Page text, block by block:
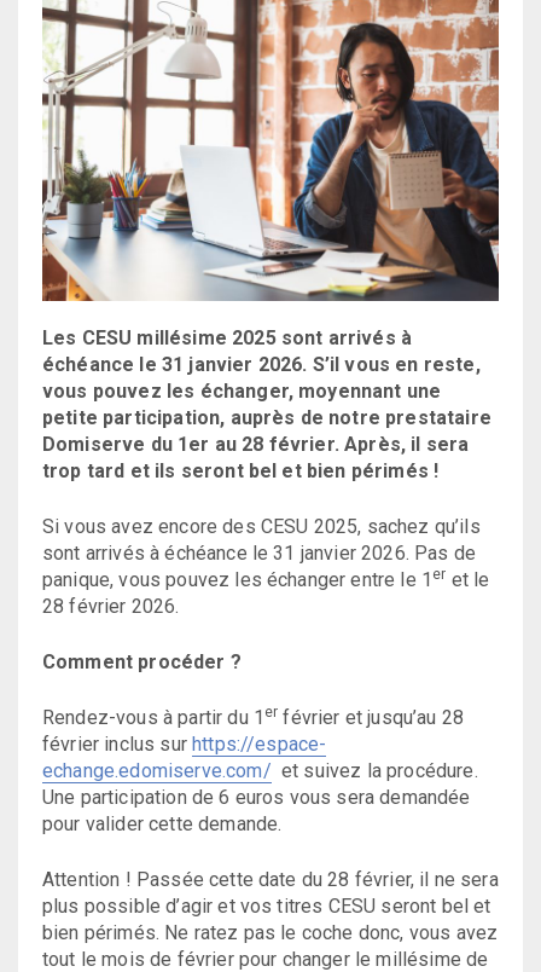
Les CESU millésime 2025 sont arrivés à
échéance le 31 janvier 2026. S’il vous en reste,
vous pouvez les échanger, moyennant une
petite participation, auprès de notre prestataire
Domiserve du 1er au 28 février. Après, il sera
trop tard et ils seront bel et bien périmés !
Si vous avez encore des CESU 2025, sachez qu’ils
sont arrivés à échéance le 31 janvier 2026. Pas de
panique, vous pouvez les échanger entre le 1 er et le
28 février 2026.
Comment procéder ?
Rendez-vous à partir du 1 er février et jusqu’au 28
février inclus surhttps://espace-
echange.edomiserve.com/ et suivez la procédure.
Une participation de 6 euros vous sera demandée
pour valider cette demande.
Attention ! Passée cette date du 28 février, il ne sera
plus possible d’agir et vos titres CESU seront bel et
bien périmés. Ne ratez pas le coche donc, vous avez
tout le mois de février pour changer le millésime de